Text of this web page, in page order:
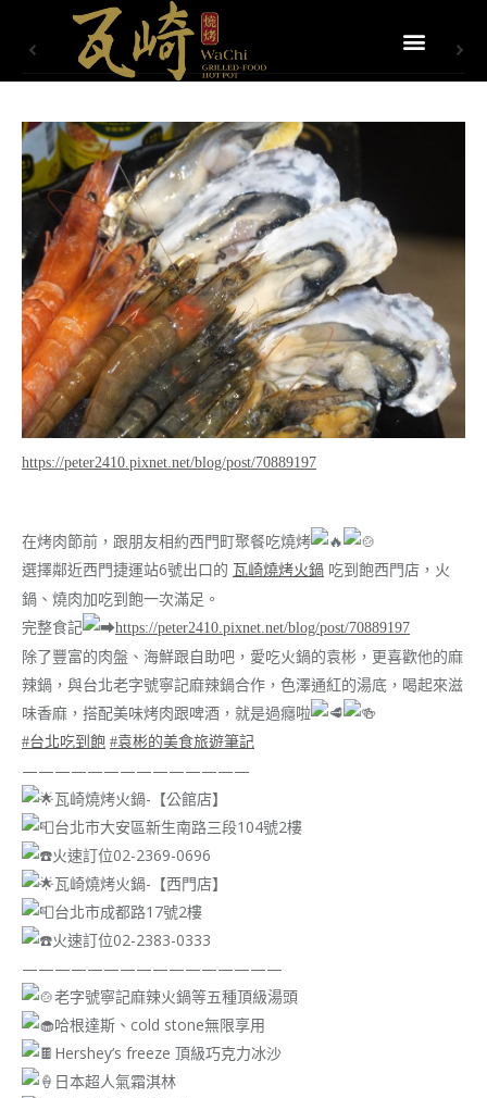
https://peter2410.pixnet.net/blog/post/70889197
在烤肉節前，跟朋友相約西門町聚餐吃燒烤
選擇鄰近西門捷運站6號出口的 瓦崎燒烤火鍋 吃到飽西門店，火
鍋、燒肉加吃到飽一次滿足。
完整食記
https://peter2410.pixnet.net/blog/post/70889197
除了豐富的肉盤、海鮮跟自助吧，愛吃火鍋的袁彬，更喜歡他的麻
辣鍋，與台北老字號寧記麻辣鍋合作，色澤通紅的湯底，喝起來滋
味香麻，搭配美味烤肉跟啤酒，就是過癮啦
#台北吃到飽 #袁彬的美食旅遊筆記
——————————————
瓦崎燒烤火鍋-【公館店】
台北市大安區新生南路三段104號2樓
火速訂位02-2369-0696
瓦崎燒烤火鍋-【西門店】
台北市成都路17號2樓
火速訂位02-2383-0333
————————————————
老字號寧記麻辣火鍋等五種頂級湯頭
哈根達斯、cold stone無限享用
Hershey’s freeze 頂級巧克力冰沙
日本超人氣霜淇林